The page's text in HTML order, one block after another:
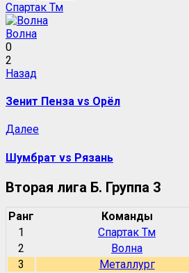
Спартак Тм
Волна
0
2
Навигация
записи
Назад
Зенит Пенза vs Орёл
ДалееСледующая
Шумбрат vs Рязань
Вторая лига Б. Группа 3
Ранг Команды
1
Спартак Тм
2
Волна
3
Металлург